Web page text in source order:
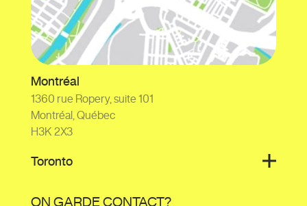
Montréal
1360 rue Ropery, suite 101
Montréal, Québec
H3K 2X3
Toronto
ON GARDE CONTACT?